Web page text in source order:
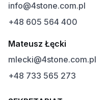
info@4stone.com.pl
+48 605 564 400
Mateusz Łęcki
mlecki@4stone.com.pl
+48 733 565 273